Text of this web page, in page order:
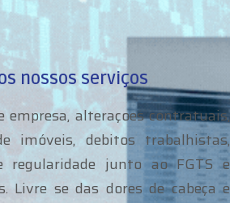
nossos serviços
empresa, alteraçoes contratuais,
imóveis, debitos trabalhistas,
regularidade junto ao FGTS e
Livre se das dores de cabeça e